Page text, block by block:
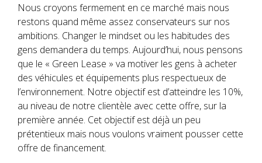
Nous croyons fermement en ce marché mais nous
restons quand même assez conservateurs sur nos
ambitions. Changer le mindset ou les habitudes des
gens demandera du temps. Aujourd’hui, nous pensons
que le « Green Lease » va motiver les gens à acheter
des véhicules et équipements plus respectueux de
l’environnement. Notre objectif est d’atteindre les 10%,
au niveau de notre clientèle avec cette offre, sur la
première année. Cet objectif est déjà un peu
prétentieux mais nous voulons vraiment pousser cette
offre de financement.